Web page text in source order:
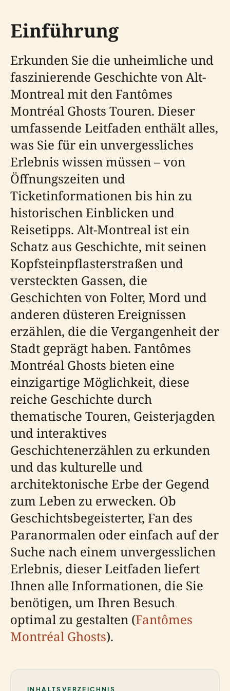
Einführung
Erkunden Sie die unheimliche und
faszinierende Geschichte von Alt-
Montreal mit den Fantômes
Montréal Ghosts Touren. Dieser
umfassende Leitfaden enthält alles,
was Sie für ein unvergessliches
Erlebnis wissen müssen – von
Öffnungszeiten und
Ticketinformationen bis hin zu
historischen Einblicken und
Reisetipps. Alt-Montreal ist ein
Schatz aus Geschichte, mit seinen
Kopfsteinpflasterstraßen und
versteckten Gassen, die
Geschichten von Folter, Mord und
anderen düsteren Ereignissen
erzählen, die die Vergangenheit der
Stadt geprägt haben. Fantômes
Montréal Ghosts bieten eine
einzigartige Möglichkeit, diese
reiche Geschichte durch
thematische Touren, Geisterjagden
und interaktives
Geschichtenerzählen zu erkunden
und das kulturelle und
architektonische Erbe der Gegend
zum Leben zu erwecken. Ob
Geschichtsbegeisterter, Fan des
Paranormalen oder einfach auf der
Suche nach einem unvergesslichen
Erlebnis, dieser Leitfaden liefert
Ihnen alle Informationen, die Sie
benötigen, um Ihren Besuch
optimal zu gestalten (Fantômes
Montréal Ghosts).
INHALTSVERZEICHNIS